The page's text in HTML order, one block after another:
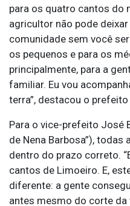
para os quatro cantos do
agricultor não pode
comunidade sem você
os pequenos e para os
principalmente, para a
familiar. Eu vou
terra”, destacou o
Para o vice-prefeito José
de Nena Barbosa”),
dentro do prazo correto.
cantos de Limoeiro. E,
diferente: a gente
antes mesmo do corte